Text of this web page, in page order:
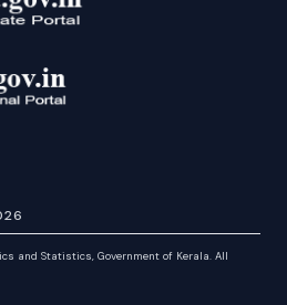
and Statistics, Government of Kerala. All